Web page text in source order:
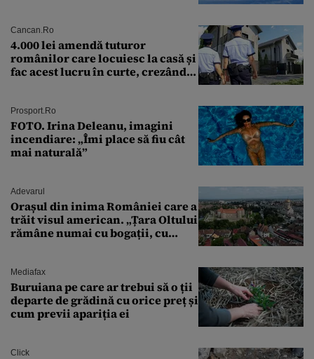
Cancan.ro
4.000 lei amendă tuturor
românilor care locuiesc la casă și
fac acest lucru în curte, crezând
Prosport.ro
FOTO. Irina Deleanu, imagini
incendiare: „Îmi place să fiu cât
mai naturală”
Adevarul
Orașul din inima României care a
trăit visul american. „Țara Oltului
rămâne numai cu bogații, cu
Mediafax
Buruiana pe care ar trebui să o ții
departe de grădină cu orice preț și
cum previi apariția ei
Click